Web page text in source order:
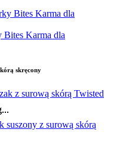
Bites Karma dla
skręcony